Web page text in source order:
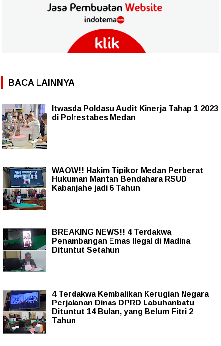
BACA LAINNYA
Itwasda Poldasu Audit Kinerja Tahap 1 2023
di Polrestabes Medan
WAOW!! Hakim Tipikor Medan Perberat
Hukuman Mantan Bendahara RSUD
Kabanjahe jadi 6 Tahun
BREAKING NEWS!! 4 Terdakwa
Penambangan Emas Ilegal di Madina
Dituntut Setahun
4 Terdakwa Kembalikan Kerugian Negara
Perjalanan Dinas DPRD Labuhanbatu
Dituntut 14 Bulan, yang Belum Fitri 2
Tahun